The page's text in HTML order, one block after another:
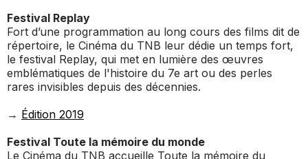
Festival Replay
Fort d’une programmation au long cours des films dit de
répertoire, le Cinéma du TNB leur dédie un temps fort,
le festival Replay, qui met en lumière des œuvres
emblématiques de l'histoire du 7e art ou des perles
rares invisibles depuis des décennies.
→ Édition 2019
Festival Toute la mémoire du monde
Le Cinéma du TNB accueille Toute la mémoire du